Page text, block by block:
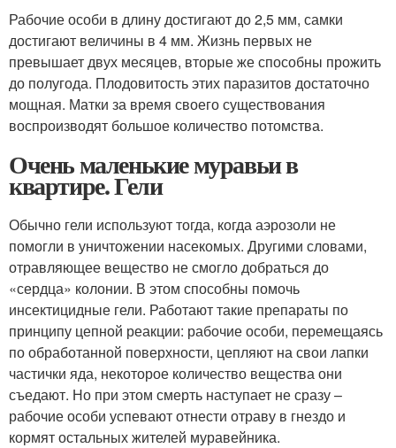
Рабочие особи в длину достигают до 2,5 мм, самки
достигают величины в 4 мм. Жизнь первых не
превышает двух месяцев, вторые же способны прожить
до полугода. Плодовитость этих паразитов достаточно
мощная. Матки за время своего существования
воспроизводят большое количество потомства.
Очень маленькие муравьи в
квартире. Гели
Обычно гели используют тогда, когда аэрозоли не
помогли в уничтожении насекомых. Другими словами,
отравляющее вещество не смогло добраться до
«сердца» колонии. В этом способны помочь
инсектицидные гели. Работают такие препараты по
принципу цепной реакции: рабочие особи, перемещаясь
по обработанной поверхности, цепляют на свои лапки
частички яда, некоторое количество вещества они
съедают. Но при этом смерть наступает не сразу –
рабочие особи успевают отнести отраву в гнездо и
кормят остальных жителей муравейника.